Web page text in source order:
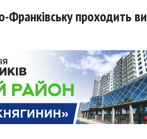
Франківську проходить